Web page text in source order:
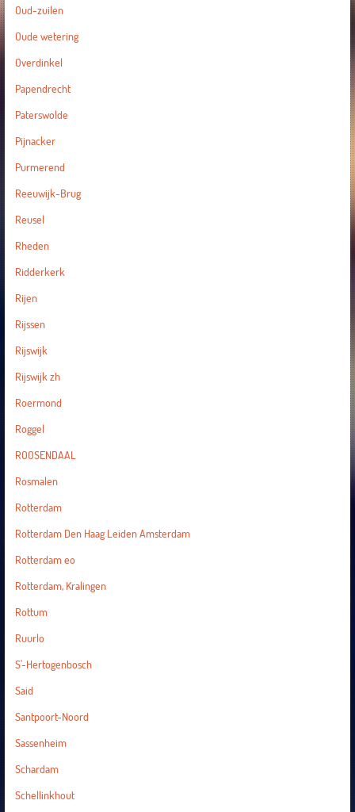
Oud-zuilen
Oude wetering
Overdinkel
Papendrecht
Paterswolde
Pijnacker
Purmerend
Reeuwijk-Brug
Reusel
Rheden
Ridderkerk
Rijen
Rijssen
Rijswijk
Rijswijk zh
Roermond
Roggel
ROOSENDAAL
Rosmalen
Rotterdam
Rotterdam Den Haag Leiden Amsterdam
Rotterdam eo
Rotterdam, Kralingen
Rottum
Ruurlo
S'-Hertogenbosch
Said
Santpoort-Noord
Sassenheim
Schardam
Schellinkhout